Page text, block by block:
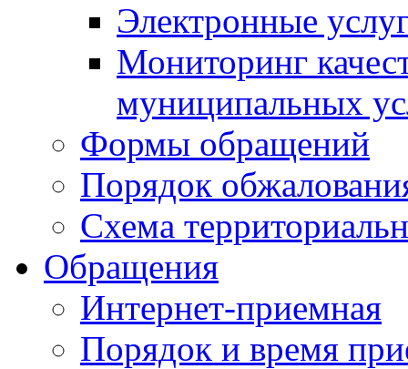
Электронные
Мониторинг
муниципальных
Формы обращений
Порядок
Схема
Обращения
Интернет-приемная
Порядок и время